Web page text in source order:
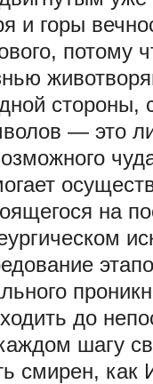
и горы
потому
стороны,
— это
на
до
шагу
смирен, как